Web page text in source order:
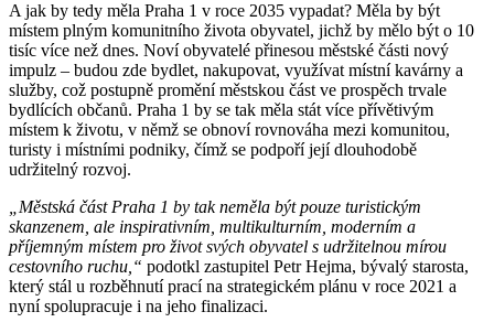
A jak by tedy měla Praha 1 v roce 2035 vypadat? Měla by být
místem plným komunitního života obyvatel, jichž by mělo být o 10
tisíc více než dnes. Noví obyvatelé přinesou městské části nový
impulz – budou zde bydlet, nakupovat, využívat místní kavárny a
služby, což postupně promění městskou část ve prospěch trvale
bydlících občanů. Praha 1 by se tak měla stát více přívětivým
místem k životu, v němž se obnoví rovnováha mezi komunitou,
turisty i místními podniky, čímž se podpoří její dlouhodobě
udržitelný rozvoj.
„Městská část Praha 1 by tak neměla být pouze turistickým
skanzenem, ale inspirativním, multikulturním, moderním a
příjemným místem pro život svých obyvatel s udržitelnou mírou
cestovního ruchu,“ podotkl zastupitel Petr Hejma, bývalý starosta,
který stál u rozběhnutí prací na strategickém plánu v roce 2021 a
nyní spolupracuje i na jeho finalizaci.